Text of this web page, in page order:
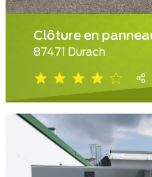
Clôture en
87471 Durach